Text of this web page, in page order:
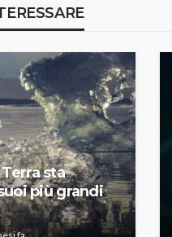
sta
più grandi